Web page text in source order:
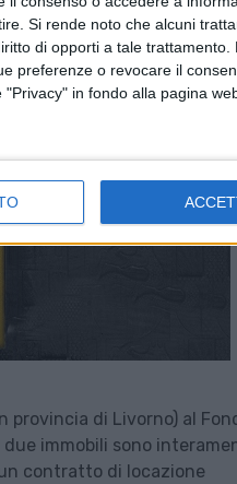
Si rende noto che alcuni
di opporti a tale trattamento.
preferenze o revocare il
in fondo alla pagina
provincia di Livorno) al
immobili sono
contratto di locazione